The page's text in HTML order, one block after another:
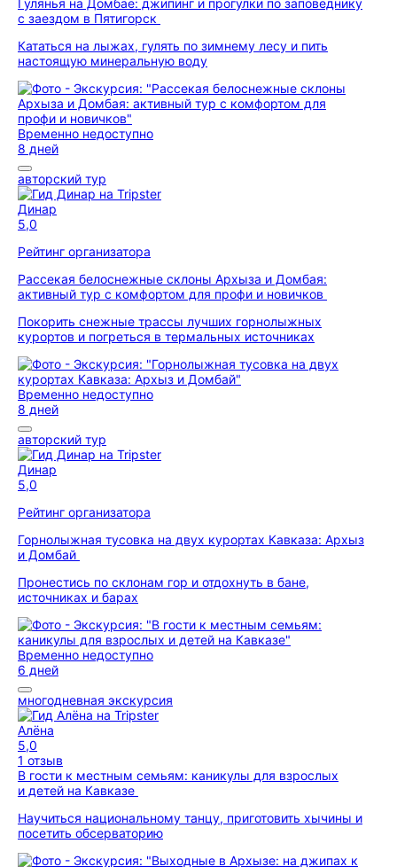
Гулянья на Домбае: джипинг и прогулки по заповеднику
с заездом в Пятигорск
Кататься на лыжах, гулять по зимнему лесу и пить
настоящую минеральную воду
Временно недоступно
8 дней
авторский тур
Динар
5,0
Рейтинг организатора
Рассекая белоснежные склоны Архыза и Домбая:
активный тур с комфортом для профи и новичков
Покорить снежные трассы лучших горнолыжных
курортов и погреться в термальных источниках
Временно недоступно
8 дней
авторский тур
Динар
5,0
Рейтинг организатора
Горнолыжная тусовка на двух курортах Кавказа: Архыз
и Домбай
Пронестись по склонам гор и отдохнуть в бане,
источниках и барах
Временно недоступно
6 дней
многодневная экскурсия
Алёна
5,0
1 отзыв
В гости к местным семьям: каникулы для взрослых
и детей на Кавказе
Научиться национальному танцу, приготовить хычины и
посетить обсерваторию